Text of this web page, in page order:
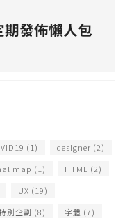
(1) designer (2)
map (1) HTML (2)
UX (19)
別企劃 (8) 字體 (7)